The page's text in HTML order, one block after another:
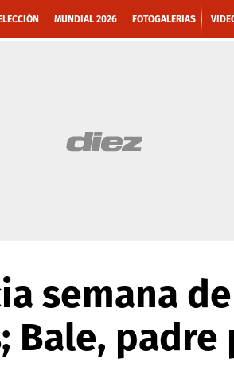
MUNDIAL 2026 FOTOGALERIAS
semana de
padre